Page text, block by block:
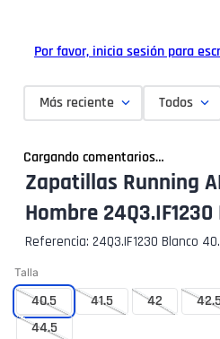
Por favor, inicia sesión para
Más reciente Todos
Cargando comentarios…
Zapatillas Running
Hombre
Referencia: 24Q3.IF1230 Blanco
Talla
40.5 41.5 42
44.5